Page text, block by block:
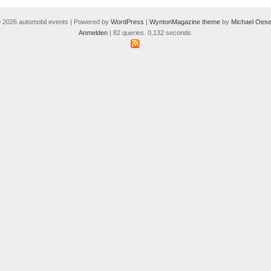
2026 automobil events | Powered by WordPress | WyntonMagazine theme by Michael
Anmelden| 82 queries. 0,132 seconds.